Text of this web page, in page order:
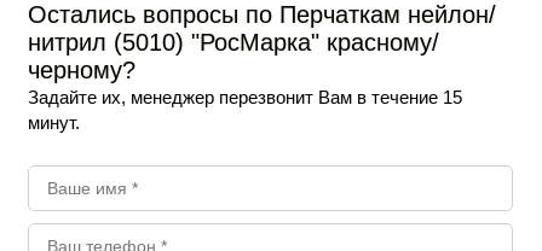
Остались вопросы по Перчаткам нейлон/
нитрил (5010) "РосМарка" красному/
черному?
Задайте их, менеджер перезвонит Вам в течение 15
минут.